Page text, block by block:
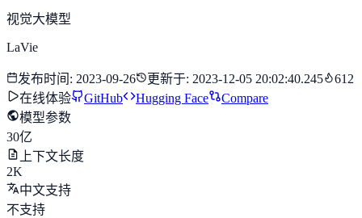
视觉大模型
LaVie
发布时间 : 2023-09-26 更新于: 2023-12-05 20:02:40.245
612
在线体验
GitHub Hugging Face
Compare
模型参数
30亿
上下文长度
2K
中文支持
不支持